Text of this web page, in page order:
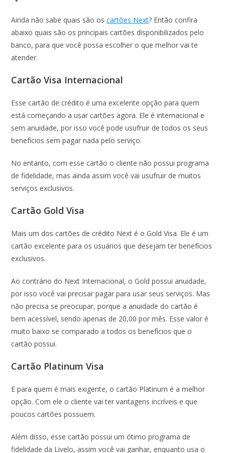
Ainda não sabe quais são oscartões Next? Então confira
abaixo quais são os principais cartões disponibilizados pelo
banco, para que você possa escolher o que melhor vai te
atender.
Cartão Visa Internacional
Esse cartão de crédito é uma excelente opção para quem
está começando a usar cartões agora. Ele é internacional e
sem anuidade, por isso você pode usufruir de todos os seus
benefícios sem pagar nada pelo serviço.
No entanto, com esse cartão o cliente não possui programa
de fidelidade, mas ainda assim você vai usufruir de muitos
serviços exclusivos.
Cartão Gold Visa
Mais um dos cartões de crédito Next é o Gold Visa. Ele é um
cartão excelente para os usuários que desejam ter benefícios
exclusivos.
Ao contrário do Next Internacional, o Gold possui anuidade,
por isso você vai precisar pagar para usar seus serviços. Mas
não precisa se preocupar, porque a anuidade do cartão é
bem acessível, sendo apenas de 20,00 por mês. Esse valor é
muito baixo se comparado a todos os benefícios que o
cartão possui.
Cartão Platinum Visa
E para quem é mais exigente, o cartão Platinum é a melhor
opção. Com ele o cliente vai ter vantagens incríveis e que
poucos cartões possuem.
Além disso, esse cartão possui um ótimo programa de
fidelidade da Livelo, assim você vai ganhar, enquanto usa o